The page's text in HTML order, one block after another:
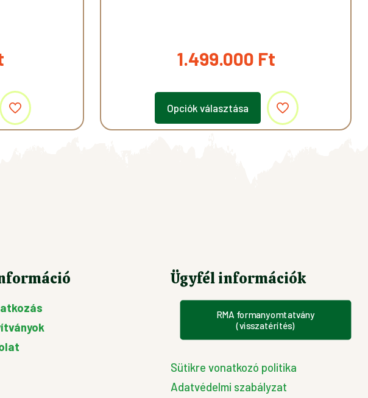
1.499.000 Ft
Opciók választása
termékoldalon
ki
Ügyfél információk
RMA formanyomtatvány
(visszatérítés)
Sütikre vonatkozó politika
Adatvédelmi szabályzat